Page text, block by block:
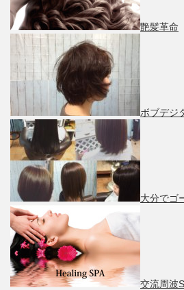
艶髪革命
ボブデ
大分でゴ
交流周波